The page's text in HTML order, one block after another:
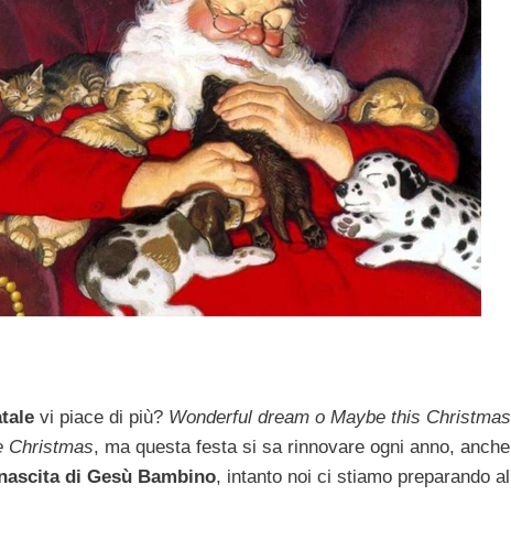
vi piace di più? Wonderful dream o Maybe this Christmas
Christmas, ma questa festa si sa rinnovare ogni anno,
di Gesù Bambino, intanto noi ci stiamo preparando